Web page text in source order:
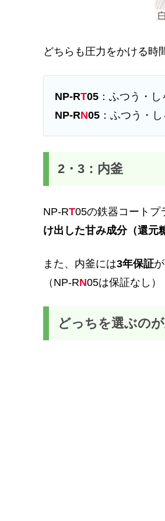
どちらも圧力をかける時
NP-RT05 ：ふつう・
NP-RN05 ：ふつう・
2・3：内釜
NP-RT05の鉄器コートプ
け出した甘み成分（還元
また、内釜には3年保証
（NP-RN05は保証なし）
どっちを選ぶのが